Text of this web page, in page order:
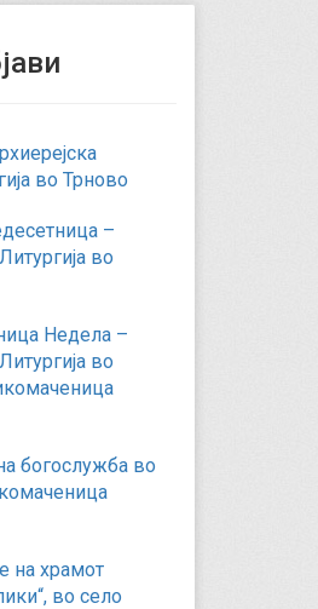
во Трново
–
во
Недела –
во
богослужба во
на храмот
во село